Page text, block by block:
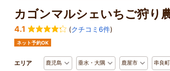
カゴンマルシェいちご狩り
4.1 (クチコミ6件)
ネット予約OK
エリア 鹿児島 垂水・大隅 鹿屋市 串良